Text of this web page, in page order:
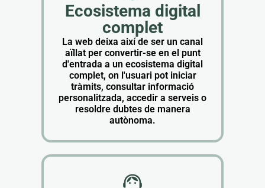
Ecosistema digital
complet
La web deixa així de ser un canal
aïllat per convertir-se en el punt
d'entrada a un ecosistema digital
complet, on l'usuari pot iniciar
tràmits, consultar informació
personalitzada, accedir a serveis o
resoldre dubtes de manera
autònoma.